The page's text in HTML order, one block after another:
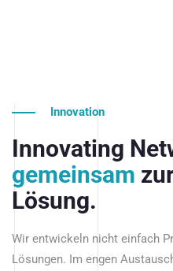
Innovation
Innovating
gemeinsam
Lösung.
Wir entwickeln nicht einfach
Lösungen. Im engen